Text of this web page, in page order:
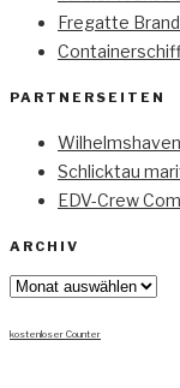
Fregatte
PARTNERSEITEN
Schlicktau
EDV-Crew
ARCHIV
Archiv
kostenloser Counter